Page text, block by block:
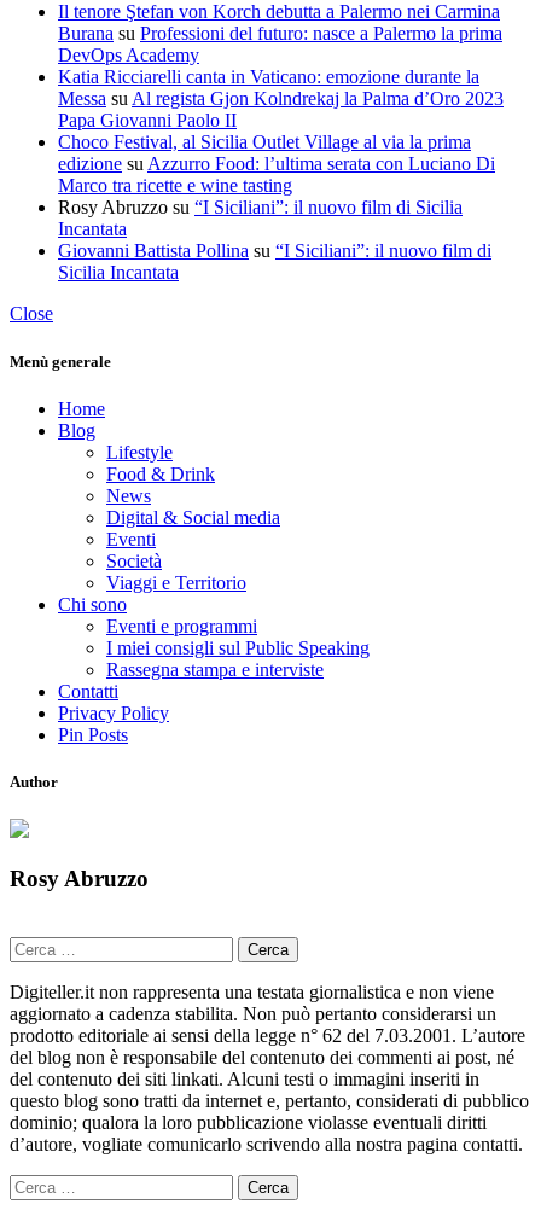
Il tenore Ştefan von Korch debutta a Palermo nei Carmina
Burana su Professioni del futuro: nasce a Palermo la prima
DevOps Academy
Katia Ricciarelli canta in Vaticano: emozione durante la
Messa suAl regista Gjon Kolndrekaj la Palma d’Oro 2023
Papa Giovanni Paolo II
Choco Festival, al Sicilia Outlet Village al via la prima
edizione suAzzurro Food: l’ultima serata con Luciano Di
Marco tra ricette e wine tasting
Rosy Abruzzo su “I Siciliani”: il nuovo film di Sicilia
Incantata
Giovanni Battista Pollina su “I Siciliani”: il nuovo film di
Sicilia Incantata
Close
Menù generale
Home
Blog
Lifestyle
Food & Drink
News
Digital & Social media
Eventi
Società
Viaggi e Territorio
Chi sono
Eventi e programmi
I miei consigli sul Public Speaking
Rassegna stampa e interviste
Contatti
Privacy Policy
Pin Posts
Author
Rosy Abruzzo
Ricerca
per:
Digiteller.it non rappresenta una testata giornalistica e non viene
aggiornato a cadenza stabilita. Non può pertanto considerarsi un
prodotto editoriale ai sensi della legge n° 62 del 7.03.2001. L’autore
del blog non è responsabile del contenuto dei commenti ai post, né
del contenuto dei siti linkati. Alcuni testi o immagini inseriti in
questo blog sono tratti da internet e, pertanto, considerati di pubblico
dominio; qualora la loro pubblicazione violasse eventuali diritti
d’autore, vogliate comunicarlo scrivendo alla nostra pagina contatti.
Ricerca
per: